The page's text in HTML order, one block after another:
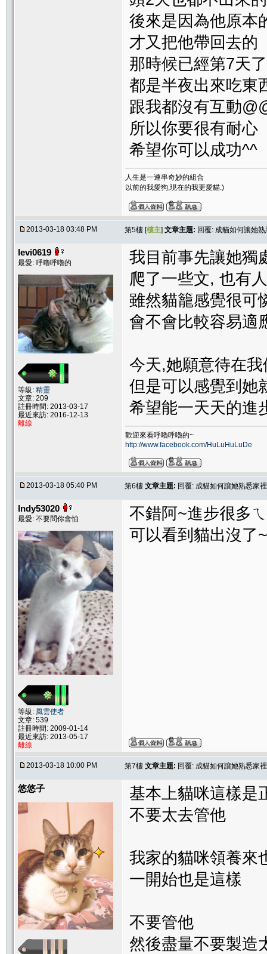
後來是因為他原本
才又把他帶回去的
那時候已經第7天了
都是半夜出來吃東
跟我都沒有互動
所以你要很有耐心
希望你可以成功^^
人生是一連串奇妙的組合
以前的我愛狗,現在的我更愛貓:)
2013-03-18 03:48 PM 第5樓 [樓主] 文章主題: 回覆: 成貓如何讓她
levi0619
最愛: 呼嚕呼嚕的
等級: 精靈
文章: 209
註冊時間: 2013-03-17
最近來訪: 2016-12-13
離線
我目前事先讓她獨
爬了一些文, 也有
雖然貓籠感覺很可
會不會比較容易適
今天,她願意待在
但是可以感覺到她
希望能一天天的進
歡迎來看呼嚕呼嚕的~
http://www.facebook.com/HuLuHuLuDe
2013-03-18 05:40 PM 第6樓 文章主題: 回覆: 成貓如何讓她熟悉家
lndy53020
最愛: 不要問你會怕
等級: 風雲使者
文章: 539
註冊時間: 2009-01-14
最近來訪: 2013-05-17
離線
不錯阿~進步很多
可以看到貓出沒了~
2013-03-18 10:00 PM 第7樓 文章主題: 回覆: 成貓如何讓她熟悉家
悠悠子
基本上貓咪這樣是
不要太去管他
我家的貓咪領養來
一開始也是這樣
不要管他
然後盡量不要製造